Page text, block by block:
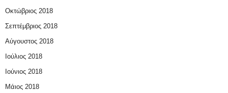
Οκτώβριος 2018
Σεπτέμβριος 2018
Αύγουστος 2018
Ιούλιος 2018
Ιούνιος 2018
Μάιος 2018